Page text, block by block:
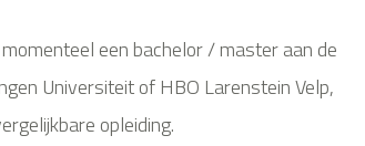
een bachelor / master aan de
Universiteit of HBO Larenstein Velp,
opleiding.